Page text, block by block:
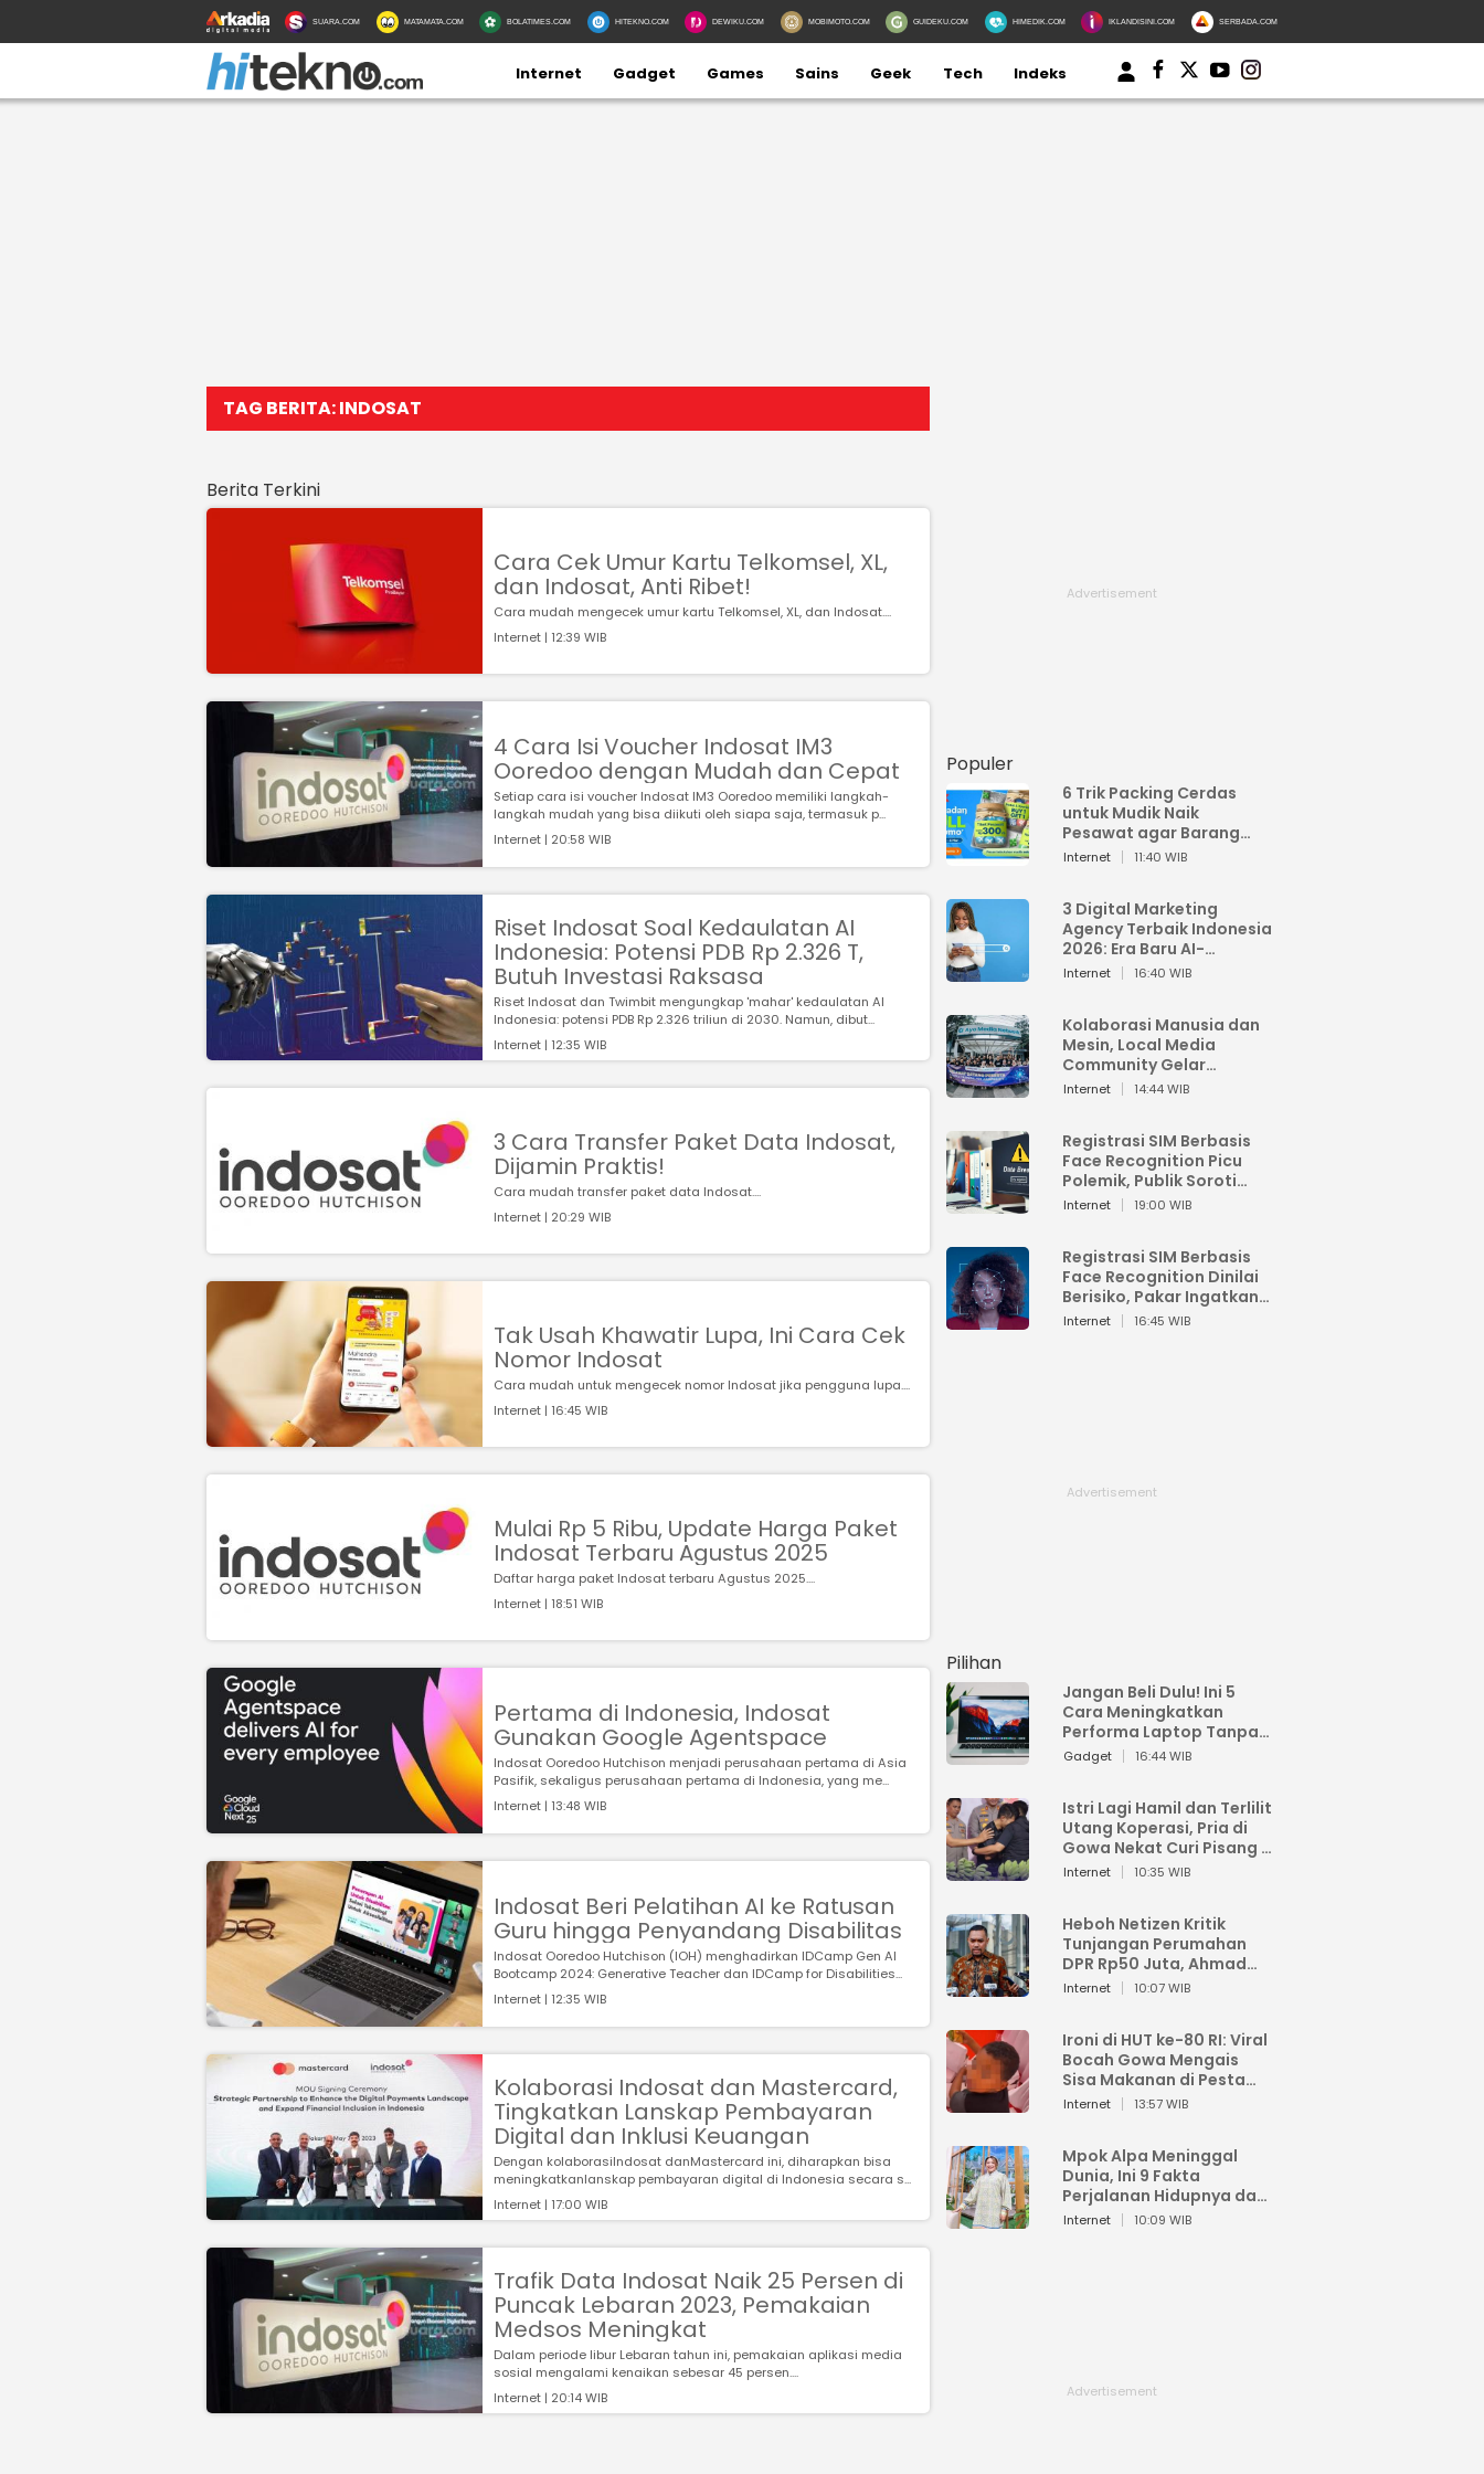
SUARA.COM MATAMATA.COM BOLATIMES.COM HITEKNO.COM DEWIKU.COM MOBIMOTO.COM GUIDEKU.COM HIMEDIK.COM IKLANDISINI.COM SERBADA.COM
Internet Gadget Games Sains Geek Tech Indeks
TAG BERITA: INDOSAT
Berita Terkini
Cara Cek Umur Kartu Telkomsel, XL,
dan Indosat, Anti Ribet!
Cara mudah mengecek umur kartu Telkomsel, XL, dan Indosat....
Internet | 12:39 WIB
4 Cara Isi Voucher Indosat IM3
Ooredoo dengan Mudah dan Cepat
Setiap cara isi voucher Indosat IM3 Ooredoo memiliki langkah-
langkah mudah yang bisa diikuti oleh siapa saja, termasuk p...
Internet | 20:58 WIB
Riset Indosat Soal Kedaulatan AI
Indonesia: Potensi PDB Rp 2.326 T,
Butuh Investasi Raksasa
Riset Indosat dan Twimbit mengungkap 'mahar' kedaulatan AI
Indonesia: potensi PDB Rp 2.326 triliun di 2030. Namun, dibut...
Internet | 12:35 WIB
3 Cara Transfer Paket Data Indosat,
Dijamin Praktis!
Cara mudah transfer paket data Indosat....
Internet | 20:29 WIB
Tak Usah Khawatir Lupa, Ini Cara Cek
Nomor Indosat
Cara mudah untuk mengecek nomor Indosat jika pengguna lupa....
Internet | 16:45 WIB
Mulai Rp 5 Ribu, Update Harga Paket
Indosat Terbaru Agustus 2025
Daftar harga paket Indosat terbaru Agustus 2025....
Internet | 18:51 WIB
Pertama di Indonesia, Indosat
Gunakan Google Agentspace
Indosat Ooredoo Hutchison menjadi perusahaan pertama di Asia
Pasifik, sekaligus perusahaan pertama di Indonesia, yang me...
Internet | 13:48 WIB
Indosat Beri Pelatihan AI ke Ratusan
Guru hingga Penyandang Disabilitas
Indosat Ooredoo Hutchison (IOH) menghadirkan IDCamp Gen AI
Bootcamp 2024: Generative Teacher dan IDCamp for Disabilities...
Internet | 12:35 WIB
Kolaborasi Indosat dan Mastercard,
Tingkatkan Lanskap Pembayaran
Digital dan Inklusi Keuangan
Dengan kolaborasiIndosat danMastercard ini, diharapkan bisa
meningkatkanlanskap pembayaran digital di Indonesia secara s...
Internet | 17:00 WIB
Trafik Data Indosat Naik 25 Persen di
Puncak Lebaran 2023, Pemakaian
Medsos Meningkat
Dalam periode libur Lebaran tahun ini, pemakaian aplikasi media
sosial mengalami kenaikan sebesar 45 persen....
Internet | 20:14 WIB
Populer
6 Trik Packing Cerdas
untuk Mudik Naik
Pesawat agar Barang
Tidak Over Bagasi
Internet 11:40 WIB
3 Digital Marketing
Agency Terbaik Indonesia
2026: Era Baru AI-
Powered Marketing
Internet 16:40 WIB
Kolaborasi Manusia dan
Mesin, Local Media
Community Gelar
Workshop Google AI
Internet 14:44 WIB
Registrasi SIM Berbasis
Face Recognition Picu
Polemik, Publik Soroti
Risiko Kebocoran Data
Internet 19:00 WIB
Registrasi SIM Berbasis
Face Recognition Dinilai
Berisiko, Pakar Ingatkan
Ancaman Privasi dan
Internet 16:45 WIB
Pilihan
Jangan Beli Dulu! Ini 5
Cara Meningkatkan
Performa Laptop Tanpa
Harus Beli Baru
Gadget 16:44 WIB
Istri Lagi Hamil dan Terlilit
Utang Koperasi, Pria di
Gowa Nekat Curi Pisang 4
Tandan Milik Tetangga,
Internet 10:35 WIB
Heboh Netizen Kritik
Tunjangan Perumahan
DPR Rp50 Juta, Ahmad
Sahroni: Enggak Senang
Internet 10:07 WIB
Ironi di HUT ke-80 RI: Viral
Bocah Gowa Mengais
Sisa Makanan di Pesta
Kemerdekaan
Internet 13:57 WIB
Mpok Alpa Meninggal
Dunia, Ini 9 Fakta
Perjalanan Hidupnya dari
Viral hingga Puncak
Internet 10:09 WIB